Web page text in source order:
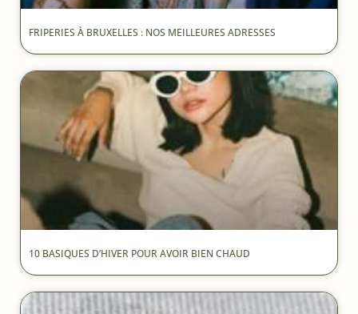
FRIPERIES À BRUXELLES : NOS MEILLEURES ADRESSES
10 BASIQUES D’HIVER POUR AVOIR BIEN CHAUD